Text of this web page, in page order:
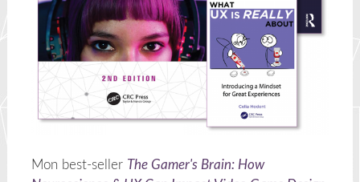
Mon best-seller The Gamer's Brain: How